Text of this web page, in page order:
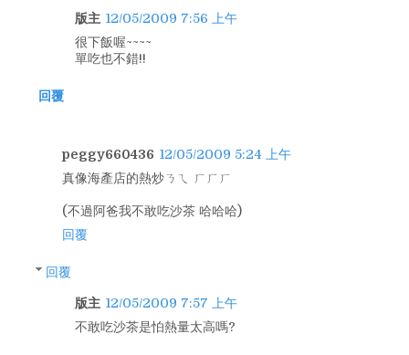
版主 12/05/2009 7:56 上午
很下飯喔~~~~
單吃也不錯!!
回覆
peggy660436 12/05/2009 5:24 上午
真像海產店的熱炒ㄋㄟ ㄏㄏㄏ
(不過阿爸我不敢吃沙茶 哈哈哈)
回覆
回覆
版主 12/05/2009 7:57 上午
不敢吃沙茶是怕熱量太高嗎?